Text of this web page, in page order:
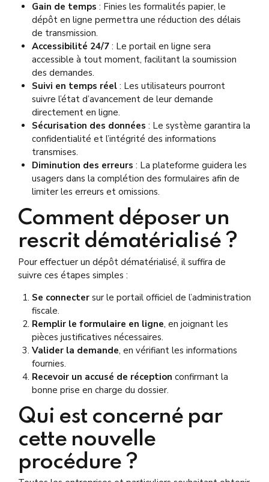
Gain de temps : Finies les formalités papier, le
dépôt en ligne permettra une réduction des délais
de transmission.
Accessibilité 24/7: Le portail en ligne sera
accessible à tout moment, facilitant la soumission
des demandes.
Suivi en temps réel: Les utilisateurs pourront
suivre l’état d’avancement de leur demande
directement en ligne.
Sécurisation des données : Le système garantira la
confidentialité et l’intégrité des informations
transmises.
Diminution des erreurs : La plateforme guidera les
usagers dans la complétion des formulaires afin de
limiter les erreurs et omissions.
Comment déposer un
rescrit dématérialisé ?
Pour effectuer un dépôt dématérialisé, il suffira de
suivre ces étapes simples :
Se connectersur le portail officiel de l’administration
fiscale.
Remplir le formulaire en ligne, en joignant les
pièces justificatives nécessaires.
Valider la demande, en vérifiant les informations
fournies.
Recevoir un accusé de réception confirmant la
bonne prise en charge du dossier.
Qui est concerné par
cette nouvelle
procédure ?